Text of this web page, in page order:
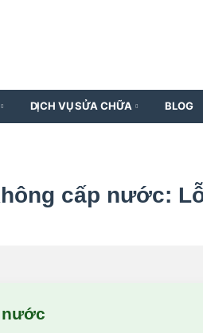
DỊCH VỤ SỬA CHỮA BLOG
cấp nước:
nước